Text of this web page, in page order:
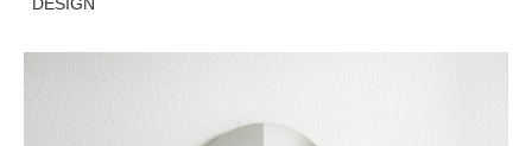
DESIGN